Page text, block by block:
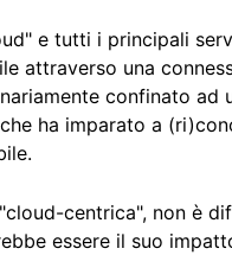
e tutti i principali
attraverso una
confinato
ha imparato a
centrica", non è
essere il suo